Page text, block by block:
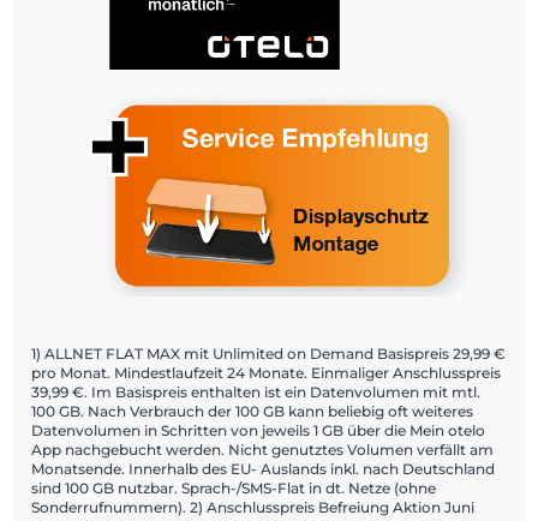
1) ALLNET FLAT MAX mit Unlimited on Demand Basispreis 29,99 €
pro Monat. Mindestlaufzeit 24 Monate. Einmaliger Anschlusspreis
39,99 €. Im Basispreis enthalten ist ein Datenvolumen mit mtl.
100 GB. Nach Verbrauch der 100 GB kann beliebig oft weiteres
Datenvolumen in Schritten von jeweils 1 GB über die Mein otelo
App nachgebucht werden. Nicht genutztes Volumen verfällt am
Monatsende. Innerhalb des EU- Auslands inkl. nach Deutschland
sind 100 GB nutzbar. Sprach-/SMS-Flat in dt. Netze (ohne
Sonderrufnummern). 2) Anschlusspreis Befreiung Aktion Juni